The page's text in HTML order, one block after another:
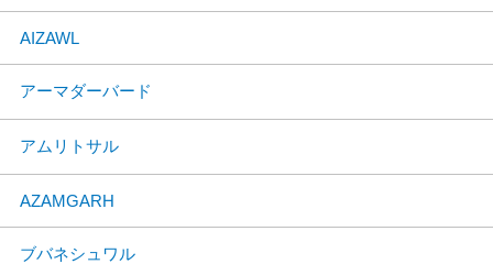
AIZAWL
アーマダーバード
アムリトサル
AZAMGARH
ブバネシュワル